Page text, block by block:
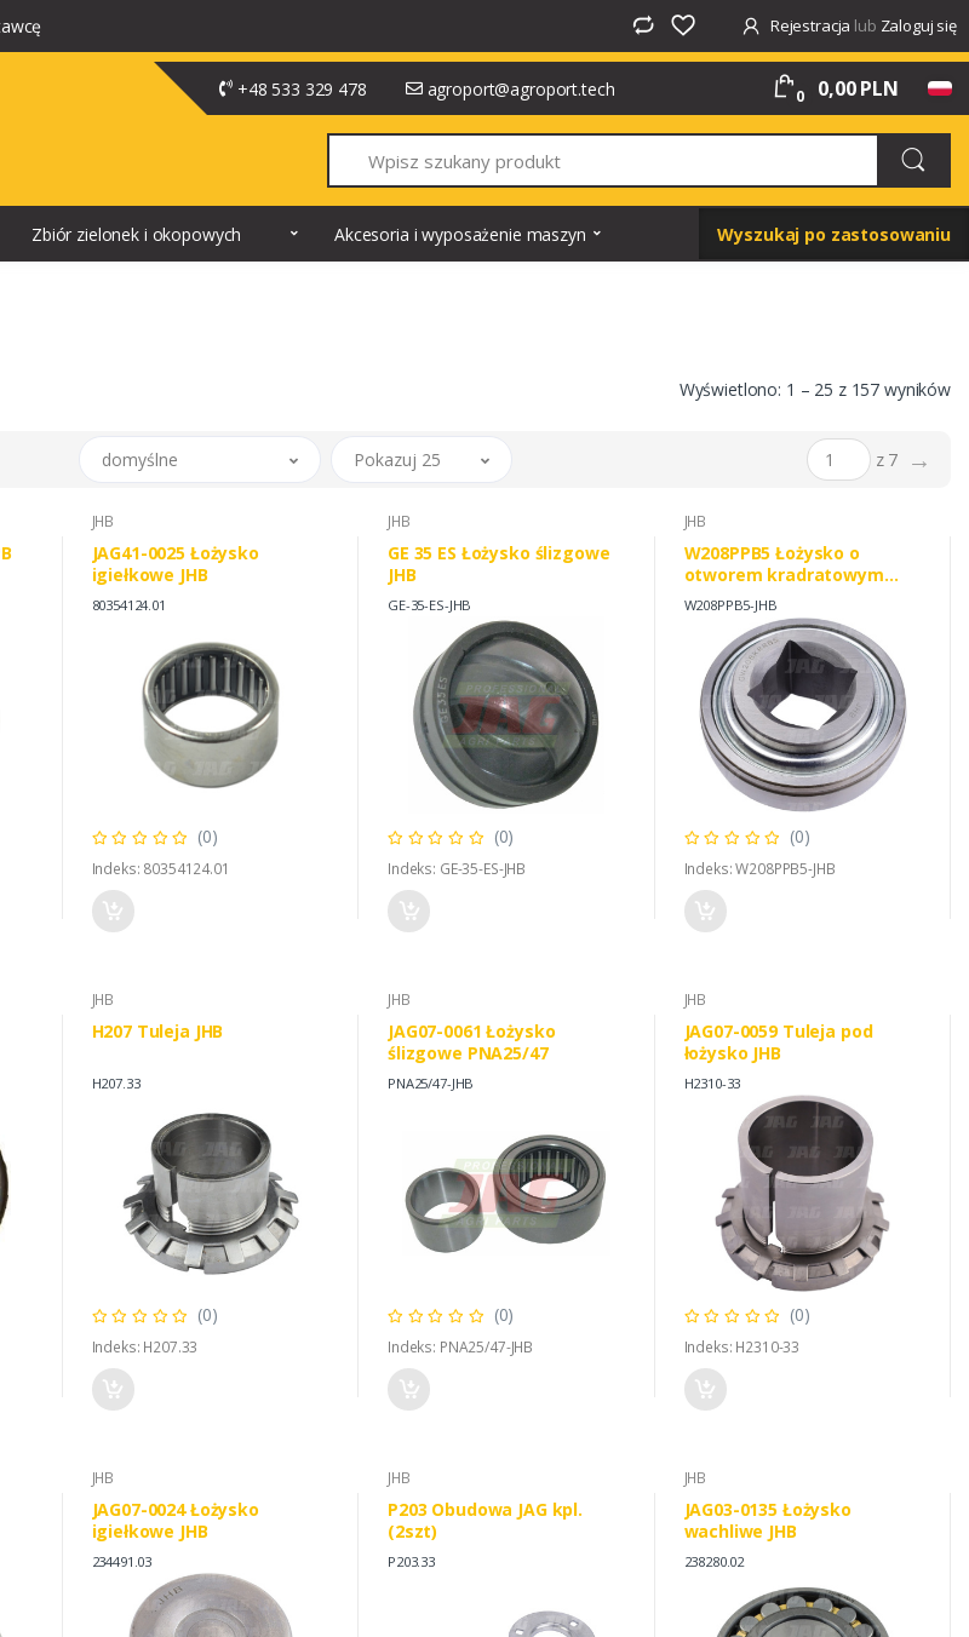
Rejestracja lub Zaloguj się
+48 533 329 478 agroport@agroport.tech 0 0,00 PLN
Zbiór zielonek i okopowych Akcesoria i wyposażenie maszyn Wyszukaj po zastosowaniu
Wyświetlono: 1 – 25 z 157 wyników
domyślne Pokazuj 25 z 7 →
JHB
JAG41-0025 Łożysko
igiełkowe JHB
80354124.01
(0)
Indeks: 80354124.01
JHB
GE 35 ES Łożysko ślizgowe
JHB
GE-35-ES-JHB
(0)
Indeks: GE-35-ES-JHB
JHB
W208PPB5 Łożysko o
otworem kradratowym
JHB, CASE IH T16288 IHC
630210R91
W208PPB5-JHB
(0)
Indeks: W208PPB5-JHB
JHB
H207 Tuleja JHB
H207.33
(0)
Indeks: H207.33
JHB
JAG07-0061 Łożysko
ślizgowe PNA25/47
PNA25/47-JHB
(0)
Indeks: PNA25/47-JHB
JHB
JAG07-0059 Tuleja pod
łożysko JHB
H2310-33
(0)
Indeks: H2310-33
JHB
JAG07-0024 Łożysko
igiełkowe JHB
234491.03
JHB
P203 Obudowa JAG kpl.
(2szt)
P203.33
JHB
JAG03-0135 Łożysko
wachliwe JHB
238280.02